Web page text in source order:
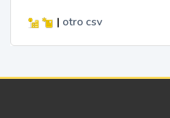
| otro csv